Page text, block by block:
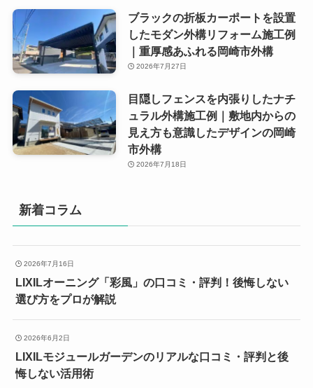
ブラックの折板カーポートを設置
したモダン外構リフォーム施工例
｜重厚感あふれる岡崎市外構
2026年7月27日
目隠しフェンスを内張りしたナチ
ュラル外構施工例｜敷地内からの
見え方も意識したデザインの岡崎
市外構
2026年7月18日
新着コラム
2026年7月16日
LIXILオーニング「彩風」の口コミ・評判！後悔しない
選び方をプロが解説
2026年6月2日
LIXILモジュールガーデンのリアルな口コミ・評判と後
悔しない活用術